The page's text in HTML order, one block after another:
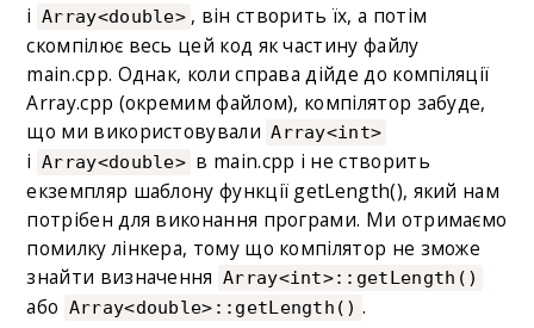
і Array<double> , він створить їх, а потім
скомпілює весь цей код як частину файлу
main.cpp. Однак, коли справа дійде до компіляції
Array.cpp (окремим файлом), компілятор забуде,
що ми використовували Array<int>
і Array<double> в main.cpp і не створить
екземпляр шаблону функції getLength(), який нам
потрібен для виконання програми. Ми отримаємо
помилку лінкера, тому що компілятор не зможе
знайти визначення Array<int>::getLength()
або Array<double>::getLength() .